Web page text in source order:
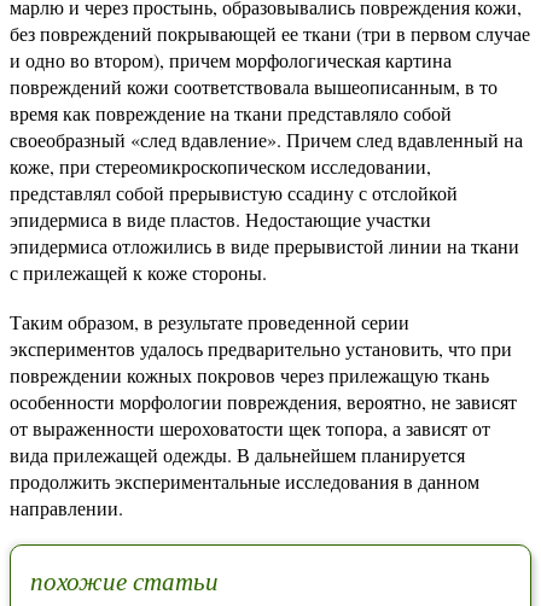
марлю и через простынь, образовывались повреждения кожи,
без повреждений покрывающей ее ткани (три в первом случае
и одно во втором), причем морфологическая картина
повреждений кожи соответствовала вышеописанным, в то
время как повреждение на ткани представляло собой
своеобразный «след вдавление». Причем след вдавленный на
коже, при стереомикроскопическом исследовании,
представлял собой прерывистую ссадину с отслойкой
эпидермиса в виде пластов. Недостающие участки
эпидермиса отложились в виде прерывистой линии на ткани
с прилежащей к коже стороны.
Таким образом, в результате проведенной серии
экспериментов удалось предварительно установить, что при
повреждении кожных покровов через прилежащую ткань
особенности морфологии повреждения, вероятно, не зависят
от выраженности шероховатости щек топора, а зависят от
вида прилежащей одежды. В дальнейшем планируется
продолжить экспериментальные исследования в данном
направлении.
похожие статьи